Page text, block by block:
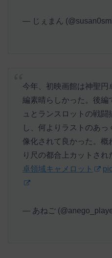
— じぇまん
今年、初映画館は神聖円
編素晴らしかった。後編
ュとランスロットの戦
し、何よりラストのあ
像化されて良かった。概
り尺の都合上カットされ
卓領域キャメロット
— あねご